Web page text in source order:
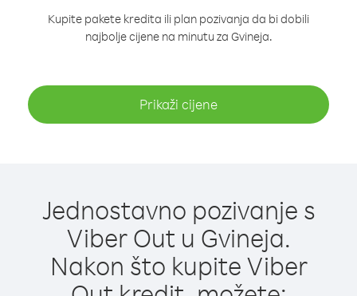
Kupite pakete kredita ili plan pozivanja da bi dobili
najbolje cijene na minutu za Gvineja.
Prikaži cijene
Jednostavno pozivanje s
Viber Out u Gvineja.
Nakon što kupite Viber